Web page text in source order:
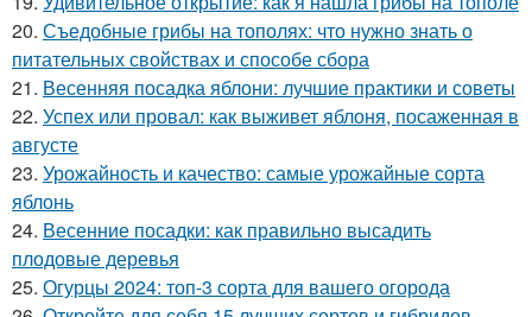
20. Съедобные грибы на тополях: что нужно знать о
питательных свойствах и способе сбора
21. Весенняя посадка яблони: лучшие практики и советы
22. Успех или провал: как выживет яблоня, посаженная в
августе
23. Урожайность и качество: самые урожайные сорта
яблонь
24. Весенние посадки: как правильно высадить
плодовые деревья
25. Огурцы 2024: топ-3 сорта для вашего огорода